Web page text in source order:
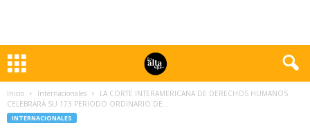
Inicio Internacionales
LA CORTE INTERAMERICANA DE DERECHOS HUMANOS
CELEBRARÁ SU 173 PERIODO ORDINARIO DE...
INTERNACIONALES